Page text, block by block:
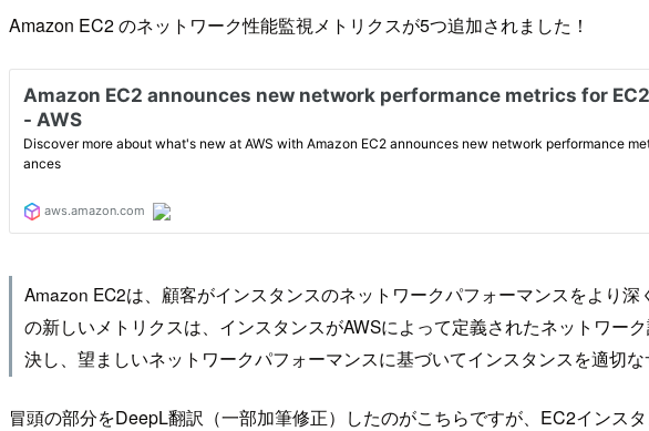
Amazon EC2 のネットワーク性能監視メトリクスが5つ追加されました！
Amazon EC2は、顧客がインスタンスのネットワークパフォーマンスをより
の新しいメトリクスは、インスタンスがAWSによって定義されたネットワ
決し、望ましいネットワークパフォーマンスに基づいてインスタンスを適切な
冒頭の部分をDeepL翻訳（一部加筆修正）したのがこちらですが、EC2インス